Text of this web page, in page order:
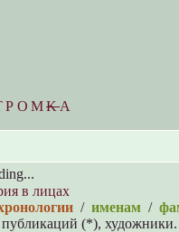
KА
в лицах
/ именам /
(*), художники.